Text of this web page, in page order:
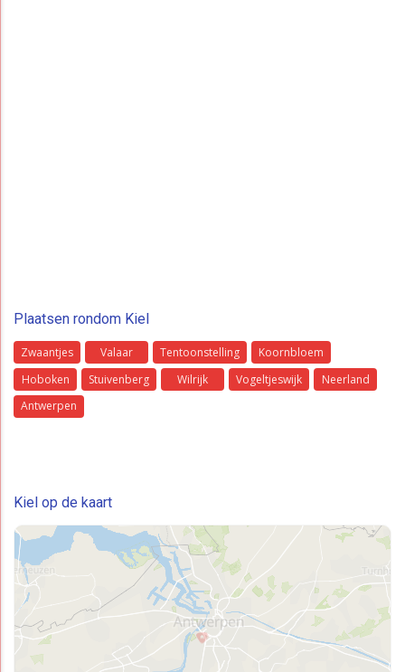
Plaatsen rondom Kiel
Zwaantjes Valaar Tentoonstelling
Koornbloem
Hoboken
Stuivenberg Wilrijk Vogeltjeswijk
Neerland
Antwerpen
Kiel op de kaart